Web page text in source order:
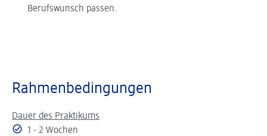
Berufswunsch passen.
Rahmenbedingungen
Dauer des Praktikums
1 - 2 Wochen